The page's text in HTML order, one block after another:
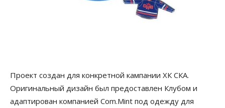
Проект создан для конкретной кампании ХК СКА.
Оригинальный дизайн был предоставлен Клубом и
адаптирован компанией Com.Mint под одежду для